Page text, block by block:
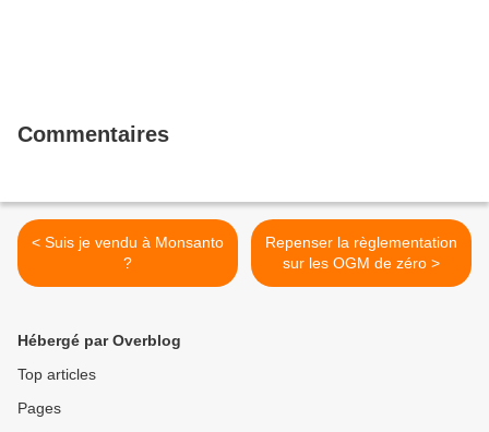
Commentaires
< Suis je vendu à Monsanto
?
Repenser la règlementation
sur les OGM de zéro >
Hébergé par Overblog
Top articles
Pages